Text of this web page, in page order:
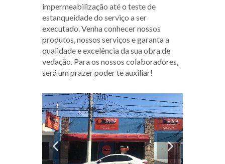
impermeabilização até o teste de
estanqueidade do serviço a ser
executado. Venha conhecer nossos
produtos, nossos serviços e garanta a
qualidade e excelência da sua obra de
vedação. Para os nossos colaboradores,
será um prazer poder te auxiliar!